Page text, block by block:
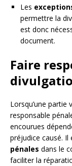
Les
permettre la
est donc
document.
Faire
Lorsqu’une partie
responsable
encourues
préjudice causé. Il
pénales dans le
faciliter la